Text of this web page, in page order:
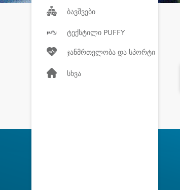
ბავშვები
ტექსტილი PUFFY
ჯანმრთელობა და სპორტი
სხვა